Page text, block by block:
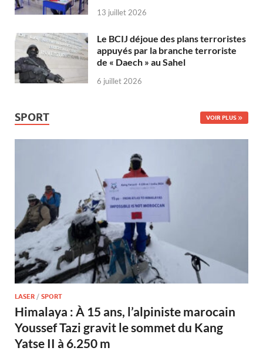
13 juillet 2026
Le BCIJ déjoue des plans terroristes
appuyés par la branche terroriste
de « Daech » au Sahel
6 juillet 2026
SPORT VOIR PLUS
LASER / SPORT
Himalaya : À 15 ans, l’alpiniste marocain
Youssef Tazi gravit le sommet du Kang
Yatse II à 6.250 m